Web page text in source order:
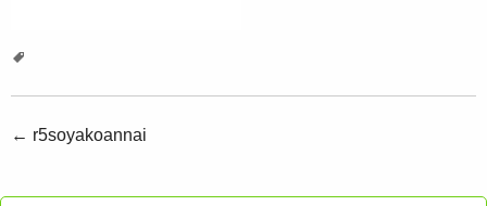
投
← r5soyakoannai